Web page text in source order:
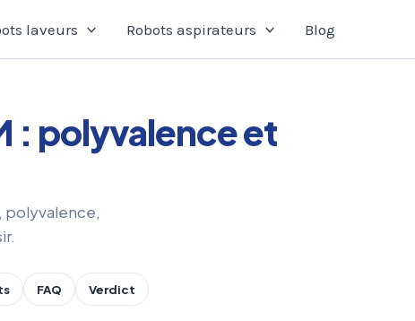
laveurs Robots aspirateurs Blog
: polyvalence et
polyvalence,
FAQ Verdict